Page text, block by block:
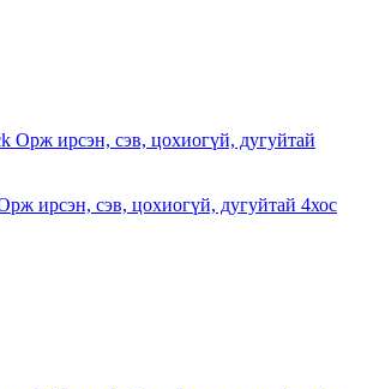
ирсэн, сэв, цохиогүй, дугуйтай 4хос